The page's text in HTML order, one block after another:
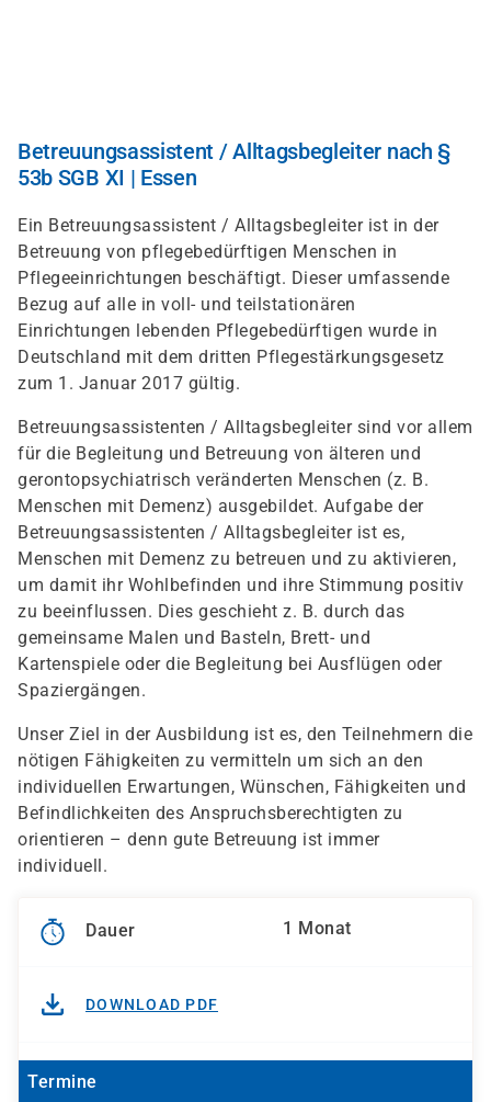
Betreuungsassistent / Alltagsbegleiter nach §
53b SGB XI | Essen
Ein Betreuungsassistent / Alltagsbegleiter ist in der
Betreuung von pflegebedürftigen Menschen in
Pflegeeinrichtungen beschäftigt. Dieser umfassende
Bezug auf alle in voll- und teilstationären
Einrichtungen lebenden Pflegebedürftigen wurde in
Deutschland mit dem dritten Pflegestärkungsgesetz
zum 1. Januar 2017 gültig.
Betreuungsassistenten / Alltagsbegleiter sind vor allem
für die Begleitung und Betreuung von älteren und
gerontopsychiatrisch veränderten Menschen (z. B.
Menschen mit Demenz) ausgebildet. Aufgabe der
Betreuungsassistenten / Alltagsbegleiter ist es,
Menschen mit Demenz zu betreuen und zu aktivieren,
um damit ihr Wohlbefinden und ihre Stimmung positiv
zu beeinflussen. Dies geschieht z. B. durch das
gemeinsame Malen und Basteln, Brett- und
Kartenspiele oder die Begleitung bei Ausflügen oder
Spaziergängen.
Unser Ziel in der Ausbildung ist es, den Teilnehmern die
nötigen Fähigkeiten zu vermitteln um sich an den
individuellen Erwartungen, Wünschen, Fähigkeiten und
Befindlichkeiten des Anspruchsberechtigten zu
orientieren – denn gute Betreuung ist immer
individuell.
Dauer 1 Monat
DOWNLOAD PDF
Termine